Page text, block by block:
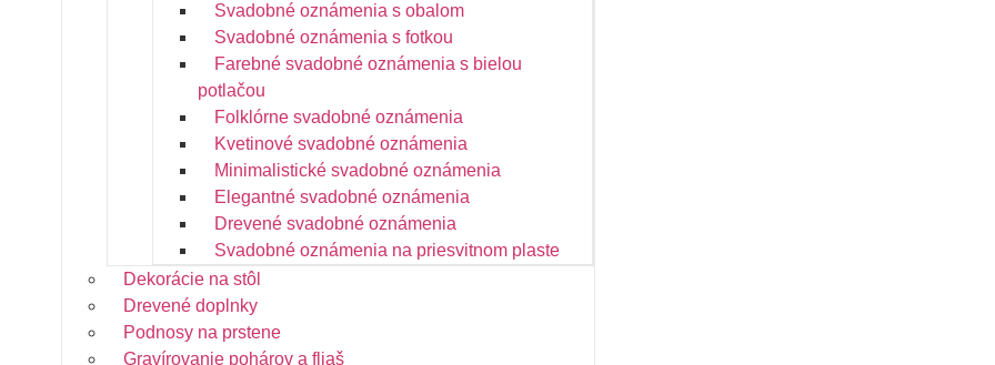
Svadobné oznámenia s obalom
Svadobné oznámenia s fotkou
Farebné svadobné oznámenia s bielou
potlačou
Folklórne svadobné oznámenia
Kvetinové svadobné oznámenia
Minimalistické svadobné oznámenia
Elegantné svadobné oznámenia
Drevené svadobné oznámenia
Svadobné oznámenia na priesvitnom plaste
Dekorácie na stôl
Drevené doplnky
Podnosy na prstene
Gravírovanie pohárov a fliaš